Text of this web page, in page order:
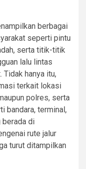
berbagai
seperti pintu
serta titik-titik
lalu lintas
hanya itu,
terkait lokasi
polres, serta
bandara, terminal,
berada di
rute jalur
turut ditampilkan